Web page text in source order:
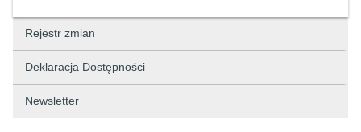
Rejestr zmian
Deklaracja Dostępności
Newsletter